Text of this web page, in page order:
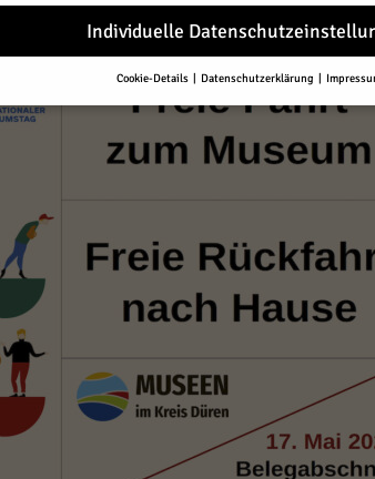
Individuelle
Cookie-Details Datenschutzerklärung
Sie unter 16 Jahre alt sind und Ihre Zustimmung zu
müssen Sie Ihre Erziehungsberechtigten um
Cookies und andere Technologien auf unserer
während andere uns helfen, diese Website und
Personenbezogene Daten können verarbeitet
personalisierte Anzeigen und Inhalte oder Anzeigen-
Informationen über die Verwendung Ihrer Daten
Sie eine Übersicht über alle verwendeten Cookies.
zu ganzen Kategorien geben oder sich weitere
und so nur bestimmte Cookies auswählen.
akzeptieren